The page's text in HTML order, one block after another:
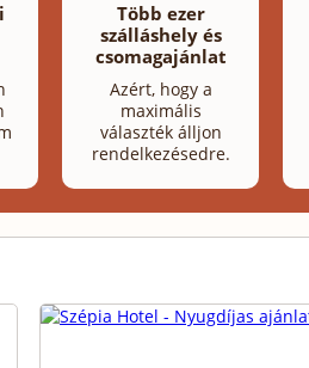
Több ezer
szálláshely és
csomagajánlat
Azért, hogy a
maximális
választék álljon
rendelkezésedre.